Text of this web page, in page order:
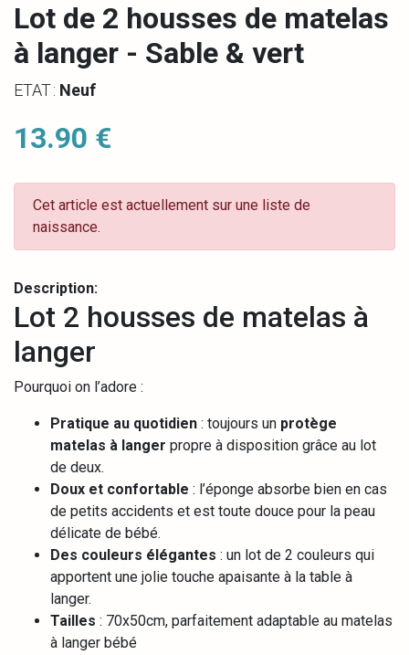
Lot de 2 housses de matelas
à langer - Sable & vert
ETAT : Neuf
13.90 €
Cet article est actuellement sur une liste de
naissance.
Description:
Lot 2 housses de matelas à
langer
Pourquoi on l’adore :
Pratique au quotidien : toujours un protège
matelas à langer propre à disposition grâce au lot
de deux.
Doux et confortable : l’éponge absorbe bien en cas
de petits accidents et est toute douce pour la peau
délicate de bébé.
Des couleurs élégantes : un lot de 2 couleurs qui
apportent une jolie touche apaisante à la table à
langer.
Tailles : 70x50cm, parfaitement adaptable au matelas
à langer bébé